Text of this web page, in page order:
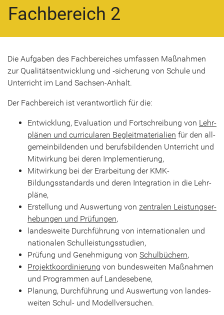
Fachbereich 2
Die Auf­ga­ben des Fach­be­rei­ches um­fas­sen Maß­nah­men
zur Qua­li­täts­ent­wick­lung und ‑si­che­rung von Schu­le und
Un­ter­richt im Land Sachsen-​Anhalt.
Der Fach­be­reich ist ver­ant­wort­lich für die:
Ent­wick­lung, Eva­lua­ti­on und Fort­schrei­bung von Lehr­
plä­nen und cur­ri­cu­la­ren Be­gleit­ma­te­ria­li­en für den all­
ge­mein­bil­den­den und be­rufs­bil­den­den Un­ter­richt und
Mit­wir­kung bei deren Im­ple­men­tie­rung,
Mit­wir­kung bei der Er­ar­bei­tung der KMK-​
Bildungsstandards und deren In­te­gra­ti­on in die Lehr­
plä­ne,
Er­stel­lung und Aus­wer­tung von zen­tra­len Leis­tungs­er­
he­bun­gen und Prü­fun­gen,
lan­des­wei­te Durch­füh­rung von in­ter­na­tio­na­len und
na­tio­na­len Schul­leis­tungs­stu­di­en,
Prü­fung und Ge­neh­mi­gung von Schul­bü­chern,
Pro­jekt­ko­or­di­nie­rung von bun­des­wei­ten Maß­nah­men
und Pro­gram­men auf Lan­des­ebe­ne,
Pla­nung, Durch­füh­rung und Aus­wer­tung von lan­des­
wei­ten Schul-​ und Mo­dell­ver­su­chen.